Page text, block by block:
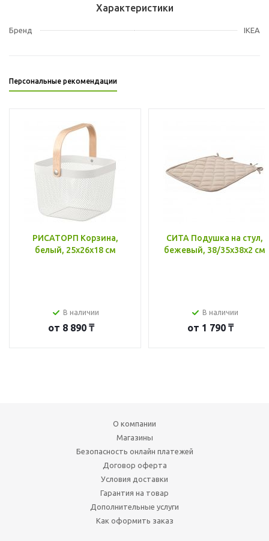
Характеристики
Бренд IKEA
Персональные рекомендации
РИСАТОРП Корзина,
белый, 25x26x18 см
В наличии
от 8 890 ₸
СИТА Подушка на стул,
бежевый, 38/35x38x2 см
В наличии
от 1 790 ₸
О компании
Магазины
Безопасность онлайн платежей
Договор оферта
Условия доставки
Гарантия на товар
Дополнительные услуги
Как оформить заказ